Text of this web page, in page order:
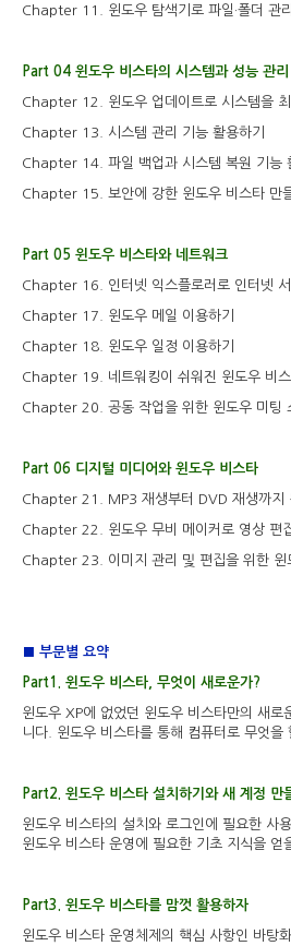
Chapter 11. 윈도우 탐색기로 파일·폴더 관리
Part 04 윈도우 비스타의 시스템과 성능 관리
Chapter 12. 윈도우 업데이트로 시스템을
Chapter 13. 시스템 관리 기능 활용하기
Chapter 14. 파일 백업과 시스템 복원 기능
Chapter 15. 보안에 강한 윈도우 비스타 만
Part 05 윈도우 비스타와 네트워크
Chapter 16. 인터넷 익스플로러로 인터넷 서
Chapter 17. 윈도우 메일 이용하기
Chapter 18. 윈도우 일정 이용하기
Chapter 19. 네트워킹이 쉬워진 윈도우 비
Chapter 20. 공동 작업을 위한 윈도우 미팅
Part 06 디지털 미디어와 윈도우 비스타
Chapter 21. MP3 재생부터 DVD 재생까지
Chapter 22. 윈도우 무비 메이커로 영상 편
Chapter 23. 이미지 관리 및 편집을 위한 윈
■ 부문별 요약
Part1. 윈도우 비스타, 무엇이 새로운가?
윈도우 XP에 없었던 윈도우 비스타만의 새로
니다. 윈도우 비스타를 통해 컴퓨터로 무엇을
Part2. 윈도우 비스타 설치하기와 새 계정 만
윈도우 비스타의 설치와 로그인에 필요한 사
윈도우 비스타 운영에 필요한 기초 지식을 얻
Part3. 윈도우 비스타를 맘껏 활용하자
윈도우 비스타 운영체제의 핵심 사항인 바탕